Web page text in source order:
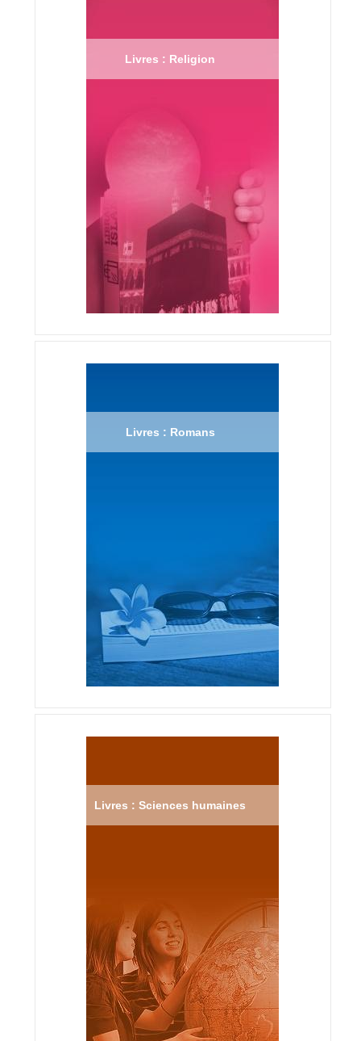
Livres : Religion
Livres : Romans
Livres : Sciences humaines